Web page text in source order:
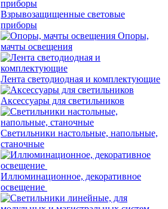
Взрывозащищенные световые
приборы
Опоры,
мачты освещения
Лента светодиодная и комплектующие
Аксессуары для светильников
Светильники настольные, напольные,
станочные
Иллюминационное, декоративное
освещение